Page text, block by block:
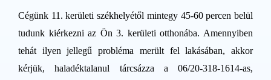
Cégünk 11. kerületi székhelyétől mintegy 45-60 percen belül
tudunk kiérkezni az Ön 3. kerületi otthonába. Amennyiben
tehát ilyen jellegű probléma merült fel lakásában, akkor
kérjük, haladéktalanul tárcsázza a 06/20-318-1614-as,